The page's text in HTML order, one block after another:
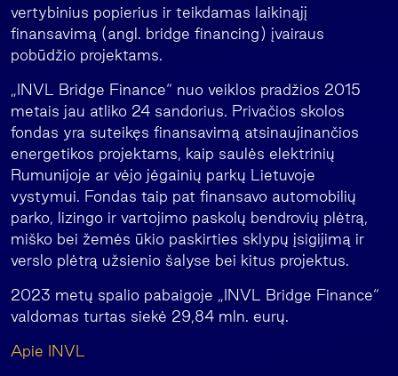
vertybinius popierius ir teikdamas laikinąjį
finansavimą (angl. bridge financing) įvairaus
pobūdžio projektams.
„INVL Bridge Finance“ nuo veiklos pradžios 2015
metais jau atliko 24 sandorius. Privačios skolos
fondas yra suteikęs finansavimą atsinaujinančios
energetikos projektams, kaip saulės elektrinių
Rumunijoje ar vėjo jėgainių parkų Lietuvoje
vystymui. Fondas taip pat finansavo automobilių
parko, lizingo ir vartojimo paskolų bendrovių plėtrą,
miško bei žemės ūkio paskirties sklypų įsigijimą ir
verslo plėtrą užsienio šalyse bei kitus projektus.
2023 metų spalio pabaigoje „INVL Bridge Finance“
valdomas turtas siekė 29,84 mln. eurų.
Apie INVL